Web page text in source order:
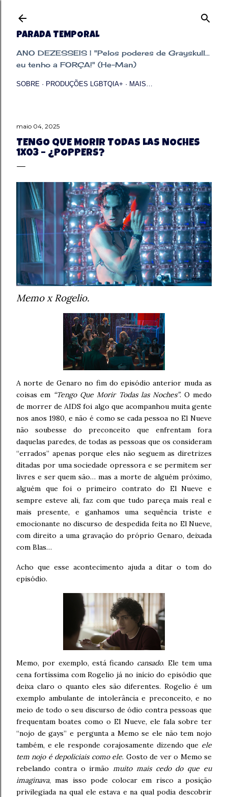
PARADA TEMPORAL
ANO DEZESSEIS | "Pelos poderes de Grayskull...
eu tenho a FORÇA!" (He-Man)
SOBRE PRODUÇÕES LGBTQIA+ MAIS…
maio 04, 2025
TENGO QUE MORIR TODAS LAS NOCHES
1X03 – ¿POPPERS?
Memo x Rogelio.
A norte de Genaro no fim do episódio anterior muda as
coisas em “Tengo Que Morir Todas las Noches”. O medo
de morrer de AIDS foi algo que acompanhou muita gente
nos anos 1980, e não é como se cada pessoa no El Nueve
não soubesse do preconceito que enfrentam fora
daquelas paredes, de todas as pessoas que os consideram
“errados” apenas porque eles não seguem as diretrizes
ditadas por uma sociedade opressora e se permitem ser
livres e ser quem são… mas a morte de alguém próximo,
alguém que foi o primeiro contrato do El Nueve e
sempre esteve ali, faz com que tudo pareça mais real e
mais presente, e ganhamos uma sequência triste e
emocionante no discurso de despedida feita no El Nueve,
com direito a uma gravação do próprio Genaro, deixada
com Blas…
Acho que esse acontecimento ajuda a ditar o tom do
episódio.
Memo, por exemplo, está ficando cansado. Ele tem uma
cena fortíssima com Rogelio já no início do episódio que
deixa claro o quanto eles são diferentes. Rogelio é um
exemplo ambulante de intolerância e preconceito, e no
meio de todo o seu discurso de ódio contra pessoas que
frequentam boates como o El Nueve, ele fala sobre ter
“nojo de gays” e pergunta a Memo se ele não tem nojo
também, e ele responde corajosamente dizendo que ele
tem nojo é depoliciais como ele. Gosto de ver o Memo se
rebelando contra o irmãomuito mais cedo do que eu
imaginava, mas isso pode colocar em risco a posição
privilegiada na qual ele estava e na qual podia descobrir